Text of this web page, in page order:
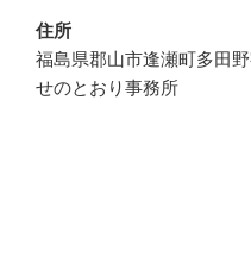
住所
福島県郡山市逢瀬町
せのとおり事務所